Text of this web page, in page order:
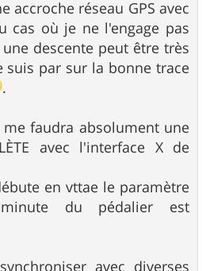
accroche réseau GPS avec
cas où je ne l'engage pas
descente peut être très
suis par sur la bonne trace
.
faudra absolument une
avec l'interface X de
en vttae le paramètre
du pédalier est
avec diverses